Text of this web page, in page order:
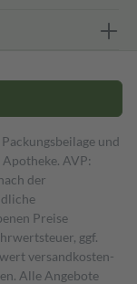
und
AVP:
der
Preise
ggf.
versand­kosten­
Alle Angebote